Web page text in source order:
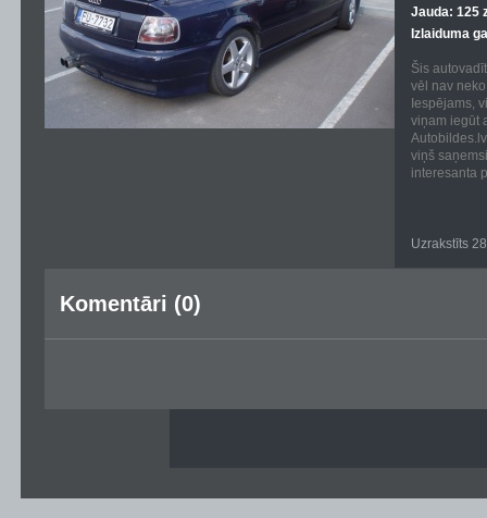
Jauda: 125
Izlaiduma
Šis
vēl nav
Iespējams,
viņam iegūt
viņš
interesanta
Uzrakstīts
Komentāri (0)